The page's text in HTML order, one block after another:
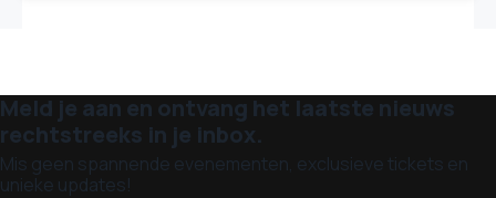
Meld je aan en ontvang het laatste nieuws
rechtstreeks in je inbox.
Mis geen spannende evenementen, exclusieve tickets en
unieke updates!